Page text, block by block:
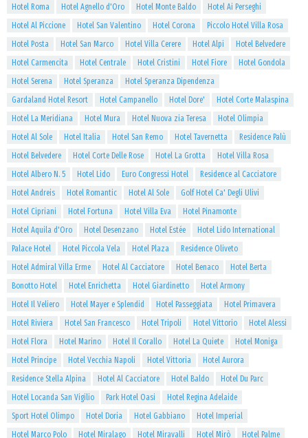
Hotel Roma
Hotel Agnello d'Oro Hotel Monte Baldo
Hotel Ai Perseghi
Hotel Al Piccione
Hotel San Valentino Hotel Corona
Piccolo Hotel Villa Rosa
Hotel Posta
Hotel San Marco Hotel Villa Cerere Hotel Alpi
Hotel Belvedere
Hotel Carmencita
Hotel Centrale Hotel Cristini Hotel Fiore
Hotel Gondola
Hotel Serena
Hotel Speranza
Hotel Speranza Dipendenza
Gardaland Hotel Resort
Hotel Campanello Hotel Dore'
Hotel Corte Malaspina
Hotel La Meridiana
Hotel Mura Hotel Nuova zia Teresa
Hotel Olimpia
Hotel Al Sole
Hotel Italia Hotel San Remo Hotel Tavernetta
Residence Palù
Hotel Belvedere
Hotel Corte Delle Rose Hotel La Grotta
Hotel Villa Rosa
Hotel Albero N. 5
Hotel Lido Euro Congressi Hotel
Residence al Cacciatore
Hotel Andreis
Hotel Romantic Hotel Al Sole
Golf Hotel Ca' Degli Ulivi
Hotel Cipriani
Hotel Fortuna Hotel Villa Eva
Hotel Pinamonte
Hotel Aquila d'Oro
Hotel Desenzano Hotel Estée
Hotel Lido International
Palace Hotel
Hotel Piccola Vela Hotel Plaza
Residence Oliveto
Hotel Admiral Villa Erme
Hotel Al Cacciatore Hotel Benaco
Hotel Berta
Bonotto Hotel
Hotel Enrichetta Hotel Giardinetto
Hotel Armony
Hotel Il Veliero
Hotel Mayer e Splendid Hotel Passeggiata
Hotel Primavera
Hotel Riviera
Hotel San Francesco Hotel Tripoli Hotel Vittorio
Hotel Alessi
Hotel Flora
Hotel Marino Hotel Il Corallo Hotel La Quiete
Hotel Moniga
Hotel Principe
Hotel Vecchia Napoli Hotel Vittoria
Hotel Aurora
Residence Stella Alpina
Hotel Al Cacciatore Hotel Baldo
Hotel Du Parc
Hotel Locanda San Vigilio
Park Hotel Oasi
Hotel Regina Adelaide
Sport Hotel Olimpo
Hotel Doria Hotel Gabbiano
Hotel Imperial
Hotel Marco Polo
Hotel Miralago Hotel Miravalli Hotel Mirò Hotel Palme